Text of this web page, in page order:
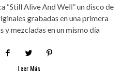
“Still Alive And Well” un disco de
grabadas en una primera
y mezcladas en un mismo día
Leer Más